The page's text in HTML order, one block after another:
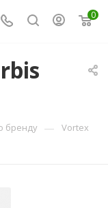
0
бренду — Vortex